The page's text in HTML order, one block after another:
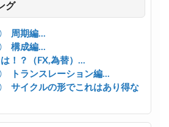
グ
周期編...
構成編...
！？（FX,為替）...
トランスレーション編...
サイクルの形でこれはあり得な